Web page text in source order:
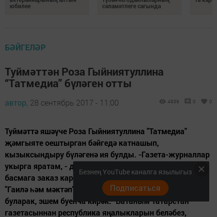
юбилее
сәламәтлеге сагында
БӘЙГЕЛӘР
Туймәттән Роза Гыйниятуллина
“Татмедиа” бүләген отты
автор, 28 сентябрь 2017 - 11:00 4939 0 0
Туймәттә яшәүче Роза Гыйниятуллина "Татмедиа"
җәмгыяте оештырган бәйгедә катнашып,
кызыксындыру бүләгенә ия булды. -Газета-журналлар
укырга яратам, - ди якташыбыз.- Ярты ел саен 5-6
басмага заказ карточкасы тутырам. "Мәгариф" һәм
"Гаилә һәм мәктәп" журналлары миңа, укытучы
буларак, эшем буенча кирәк. "Ватаным Татарстан"
газетасыннан республика яңалыкларын беләбез,
Безнең YouTube каналга язылыгыз
Подписаться